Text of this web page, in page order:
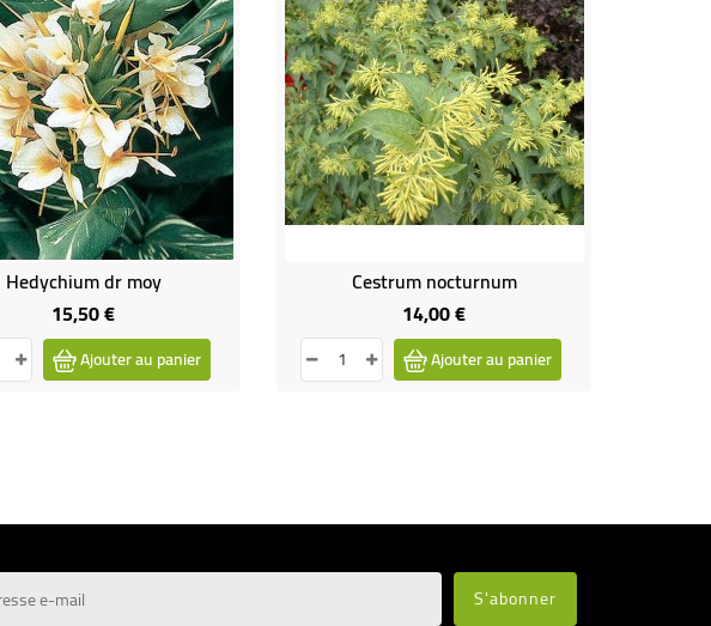
Hedychium dr moy
15,50 €Prix
Ajouter au panier
Cestrum nocturnum
14,00 €Prix
Ajouter au panier